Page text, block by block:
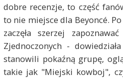
dobre recenzje, to część
to nie miejsce dla Beyoncé.
zaczęła szerzej
Zjednoczonych -
stanowili pokaźną grupę,
takie jak "Miejski kowboj",